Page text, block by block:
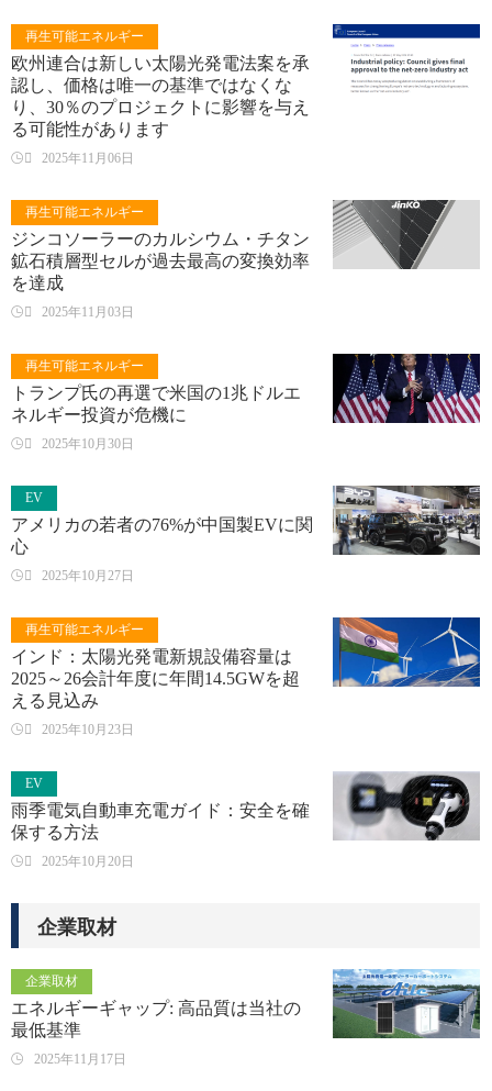
再生可能エネルギー
欧州連合は新しい太陽光発電法案を承
認し、価格は唯一の基準ではなくな
り、30％のプロジェクトに影響を与え
る可能性があります
 2025年11月06日
再生可能エネルギー
ジンコソーラーのカルシウム・チタン
鉱石積層型セルが過去最高の変換効率
を達成
 2025年11月03日
再生可能エネルギー
トランプ氏の再選で米国の1兆ドルエ
ネルギー投資が危機に
 2025年10月30日
EV
アメリカの若者の76%が中国製EVに関
心
 2025年10月27日
再生可能エネルギー
インド：太陽光発電新規設備容量は
2025～26会計年度に年間14.5GWを超
える見込み
 2025年10月23日
EV
雨季電気自動車充電ガイド：安全を確
保する方法
 2025年10月20日
企業取材
企業取材
エネルギーギャップ: 高品質は当社の
最低基準
2025年11月17日